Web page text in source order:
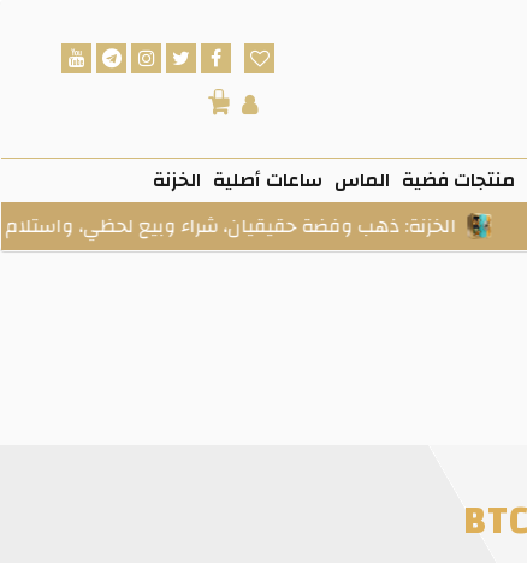
0
منتجات فضية الماس ساعات أصلية الخزنة
الخزنة: ذهب وفضة حقيقيان، شراء وبيع لحظي، واستلام فعلي